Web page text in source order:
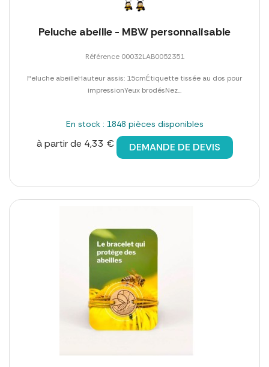
Peluche abeille - MBW personnalisable
Référence 00032LAB0052351
Peluche abeilleHauteur assis: 15cmÉtiquette tissée au dos pour
impressionYeux brodésNez...
En stock : 1848 pièces disponibles
à partir de 4,33 € DEMANDE DE DEVIS